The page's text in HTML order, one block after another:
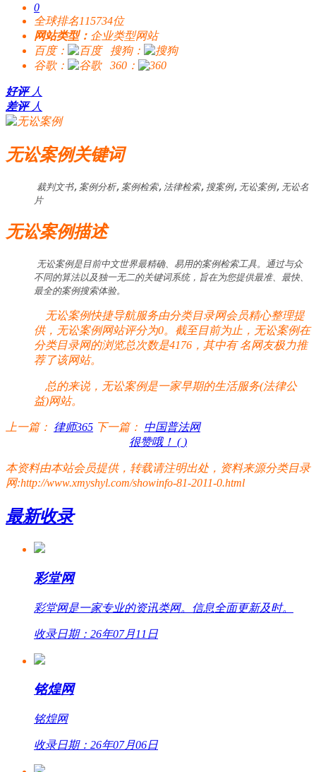
0
全球排名115734位
网站类型： 企业类型网站
百度：
搜狗：
谷歌：
360：
好评 人
差评 人
无讼案例关键词
裁判文书,案例分析,案例检索,法律检索,搜案例,无讼案例,无讼名
片
无讼案例描述
无讼案例是目前中文世界最精确、易用的案例检索工具。通过与众
不同的算法以及独一无二的关键词系统，旨在为您提供最准、最快、
最全的案例搜索体验。
无讼案例快捷导航服务由分类目录网会员精心整理提
供，无讼案例网站评分为0。截至目前为止，无讼案例在
分类目录网的浏览总次数是4176，其中有名网友极力推
荐了该网站。
总的来说，无讼案例是一家早期的生活服务(法律公
益)网站。
上一篇： 律师365 下一篇： 中国普法网
很赞哦！ ( )
本资料由本站会员提供，转载请注明出处，资料来源分类目录
网:http://www.xmyshyl.com/showinfo-81-2011-0.html
最新收录
彩堂网
彩堂网是一家专业的资讯类网。信息全面更新及时。
收录日期：26年07月11日
铭煌网
铭煌网
收录日期：26年07月06日